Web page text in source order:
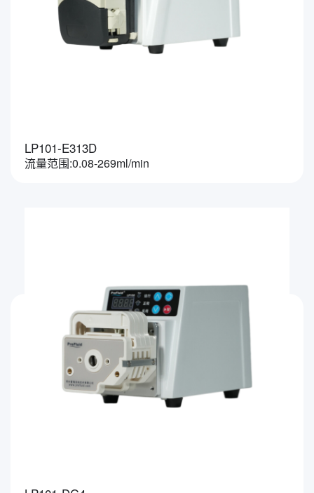
LP101-E313D
流量范围:0.08-269ml/min